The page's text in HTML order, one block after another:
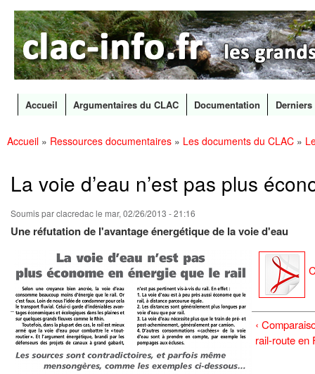
CLAC
Info
Les
grands
canaux
en
Menu principal
Accueil Argumentaires du CLAC Documentation
Accueil » Ressources documentaires » Les documents du CLAC »
La voie d’eau n’est pas plus
Soumis parclacredacle mar, 02/26/2013 - 21:16
Une réfutation de l'avantage énergétique de la voie d'eau
‹
rail-route en